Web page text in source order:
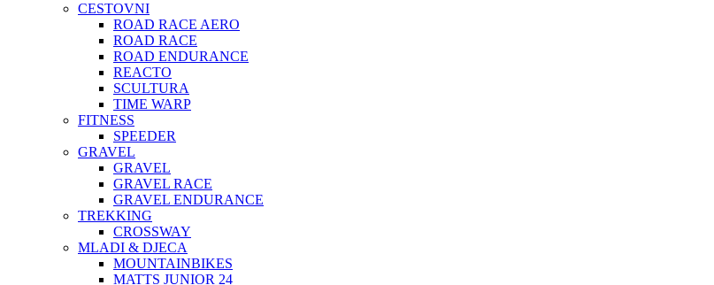
CESTOVNI
ROAD RACE AERO
ROAD RACE
ROAD ENDURANCE
REACTO
SCULTURA
TIME WARP
FITNESS
SPEEDER
GRAVEL
GRAVEL
GRAVEL RACE
GRAVEL ENDURANCE
TREKKING
CROSSWAY
MLADI & DJECA
MOUNTAINBIKES
MATTS JUNIOR 24